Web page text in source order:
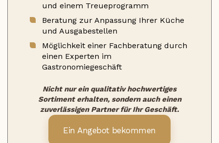
und einem Treueprogramm
Beratung zur Anpassung Ihrer Küche
und Ausgabestellen
Möglichkeit einer Fachberatung durch
einen Experten im
Gastronomiegeschäft
Nicht nur ein qualitativ hochwertiges
Sortiment erhalten, sondern auch einen
zuverlässigen Partner für Ihr Geschäft.
Ein Angebot bekommen